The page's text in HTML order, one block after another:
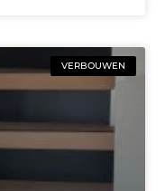
VERBOUWEN